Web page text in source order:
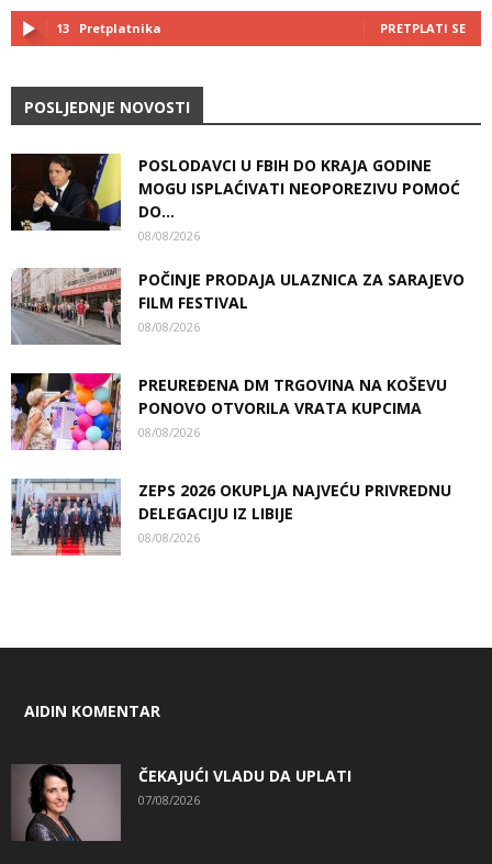
13 Pretplatnika PRETPLATI SE
POSLJEDNJE NOVOSTI
POSLODAVCI U FBIH DO KRAJA GODINE
MOGU ISPLAĆIVATI NEOPOREZIVU POMOĆ
DO...
08/08/2026
POČINJE PRODAJA ULAZNICA ZA SARAJEVO
FILM FESTIVAL
08/08/2026
PREUREĐENA DM TRGOVINA NA KOŠEVU
PONOVO OTVORILA VRATA KUPCIMA
08/08/2026
ZEPS 2026 OKUPLJA NAJVEĆU PRIVREDNU
DELEGACIJU IZ LIBIJE
08/08/2026
AIDIN KOMENTAR
ČEKAJUĆI VLADU DA UPLATI
07/08/2026